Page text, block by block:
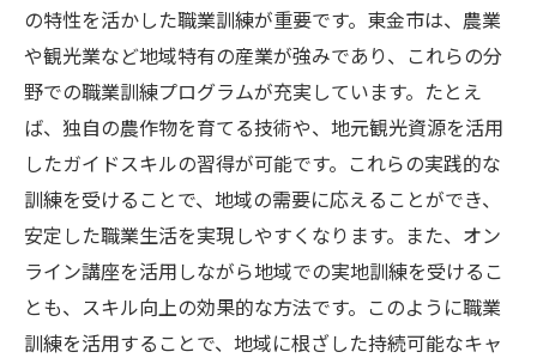
の特性を活かした職業訓練が重要です。東金市は、農業
や観光業など地域特有の産業が強みであり、これらの分
野での職業訓練プログラムが充実しています。たとえ
ば、独自の農作物を育てる技術や、地元観光資源を活用
したガイドスキルの習得が可能です。これらの実践的な
訓練を受けることで、地域の需要に応えることができ、
安定した職業生活を実現しやすくなります。また、オン
ライン講座を活用しながら地域での実地訓練を受けるこ
とも、スキル向上の効果的な方法です。このように職業
訓練を活用することで、地域に根ざした持続可能なキャ